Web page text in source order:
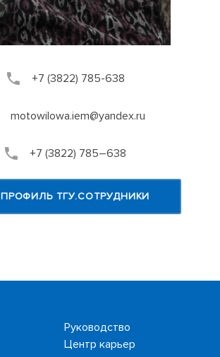
+7 (3822) 785-638
motowilowa.iem@yandex.ru
+7 (3822) 785–638
ПРОФИЛЬ ТГУ.СОТРУДНИКИ
Руководство
Центр карьер